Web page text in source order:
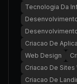
Tecnologia Da
Criacao De
Web Design
Criacao De
Criacao De